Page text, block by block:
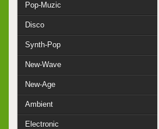
Pop-Muzic
Disco
Synth-Pop
New-Wave
New-Age
Ambient
Electronic